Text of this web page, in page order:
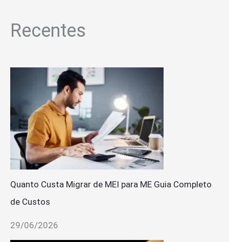
Recentes
Quanto Custa Migrar de MEI para ME Guia Completo
de Custos
29/06/2026